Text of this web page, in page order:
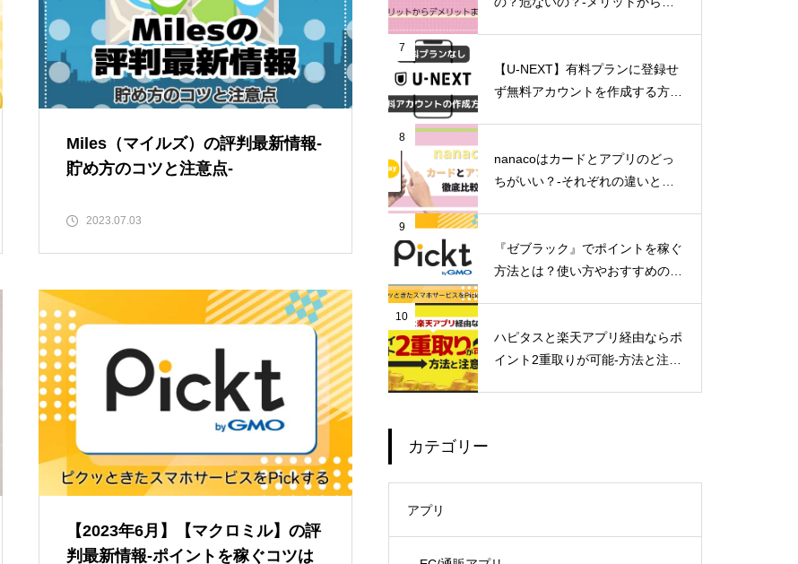
Miles（マイルズ）の評判最新情報-
貯め方のコツと注意点-
2023.07.03
【2023年6月】【マクロミル】の評
判最新情報-ポイントを稼ぐコツは
7
【U-NEXT】有料プランに登録せ
ず無料アカウントを作成する方法
8
nanacoはカードとアプリのどっ
ちがいい？-それぞれの違いとメ
9
『ゼブラック』でポイントを稼ぐ
方法とは？使い方やおすすめのマ
10
ハピタスと楽天アプリ経由ならポ
イント2重取りが可能-方法と注意
カテゴリー
アプリ